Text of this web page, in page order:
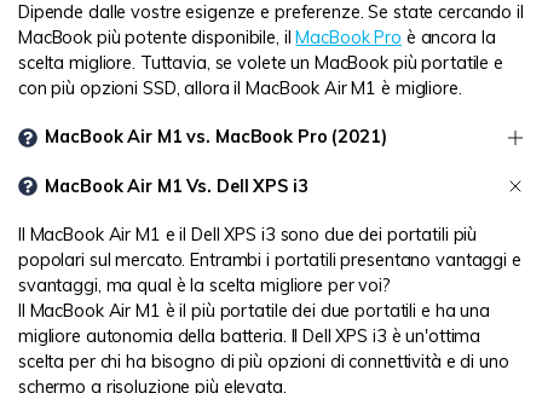
Dipende dalle vostre esigenze e preferenze. Se state cercando il
MacBook più potente disponibile, ilMacBook Pro è ancora la
scelta migliore. Tuttavia, se volete un MacBook più portatile e
con più opzioni SSD, allora il MacBook Air M1 è migliore.
MacBook Air M1 vs. MacBook Pro (2021)
MacBook Air M1 Vs. Dell XPS i3
Il MacBook Air M1 e il Dell XPS i3 sono due dei portatili più
popolari sul mercato. Entrambi i portatili presentano vantaggi e
svantaggi, ma qual è la scelta migliore per voi?
Il MacBook Air M1 è il più portatile dei due portatili e ha una
migliore autonomia della batteria. Il Dell XPS i3 è un'ottima
scelta per chi ha bisogno di più opzioni di connettività e di uno
schermo a risoluzione più elevata.